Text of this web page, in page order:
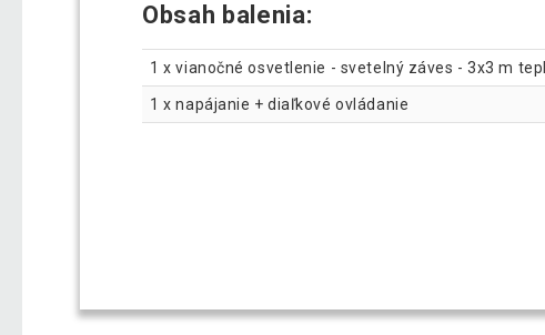
Obsah balenia:
1 x vianočné osvetlenie - svetelný záves - 3x3 m
1 x napájanie + diaľkové ovládanie